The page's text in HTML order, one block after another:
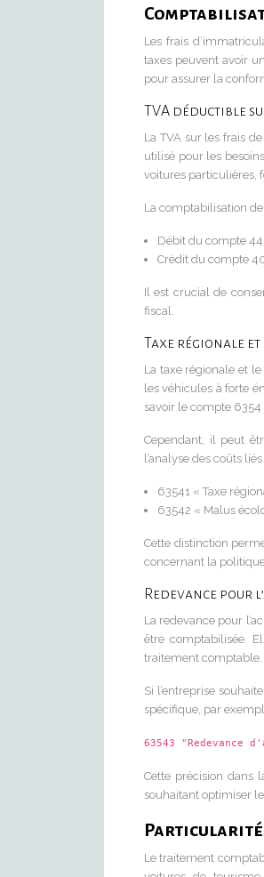
Les frais
taxes peuvent avoir
pour assurer la
TVA déductible
La TVA sur les frais
utilisé pour les
voitures particulières,
La comptabilisation
Débit du compte
Crédit du compte
Il est crucial de
fiscal.
Taxe régionale
La taxe régionale et
les véhicules à forte
savoir le compte
Cependant, il peut
l’analyse des coûts
63541 « Taxe
63542 « Malus
Cette distinction
concernant la
Redevance pour
La redevance pour
être comptabilisée.
traitement comptable.
Si l’entreprise
spécifique, par
63543 "Redevance
Cette précision dans
souhaitant optimiser
Le traitement